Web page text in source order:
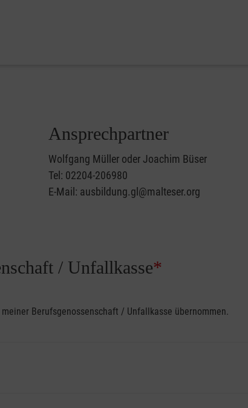
Ansprechpartner
Wolfgang Müller oder Joachim Büser
Tel: 02204-206980
E-Mail: ausbildung.gl@malteser.org
/ Unfallkasse*
Berufsgenossenschaft / Unfallkasse übernommen.